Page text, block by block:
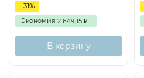
- 31%
Экономия 2 649,15 ₽
В корзину